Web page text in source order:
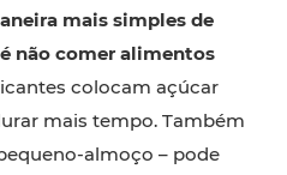
mais simples de
não comer alimentos
colocam açúcar
mais tempo. Também
almoço – pode